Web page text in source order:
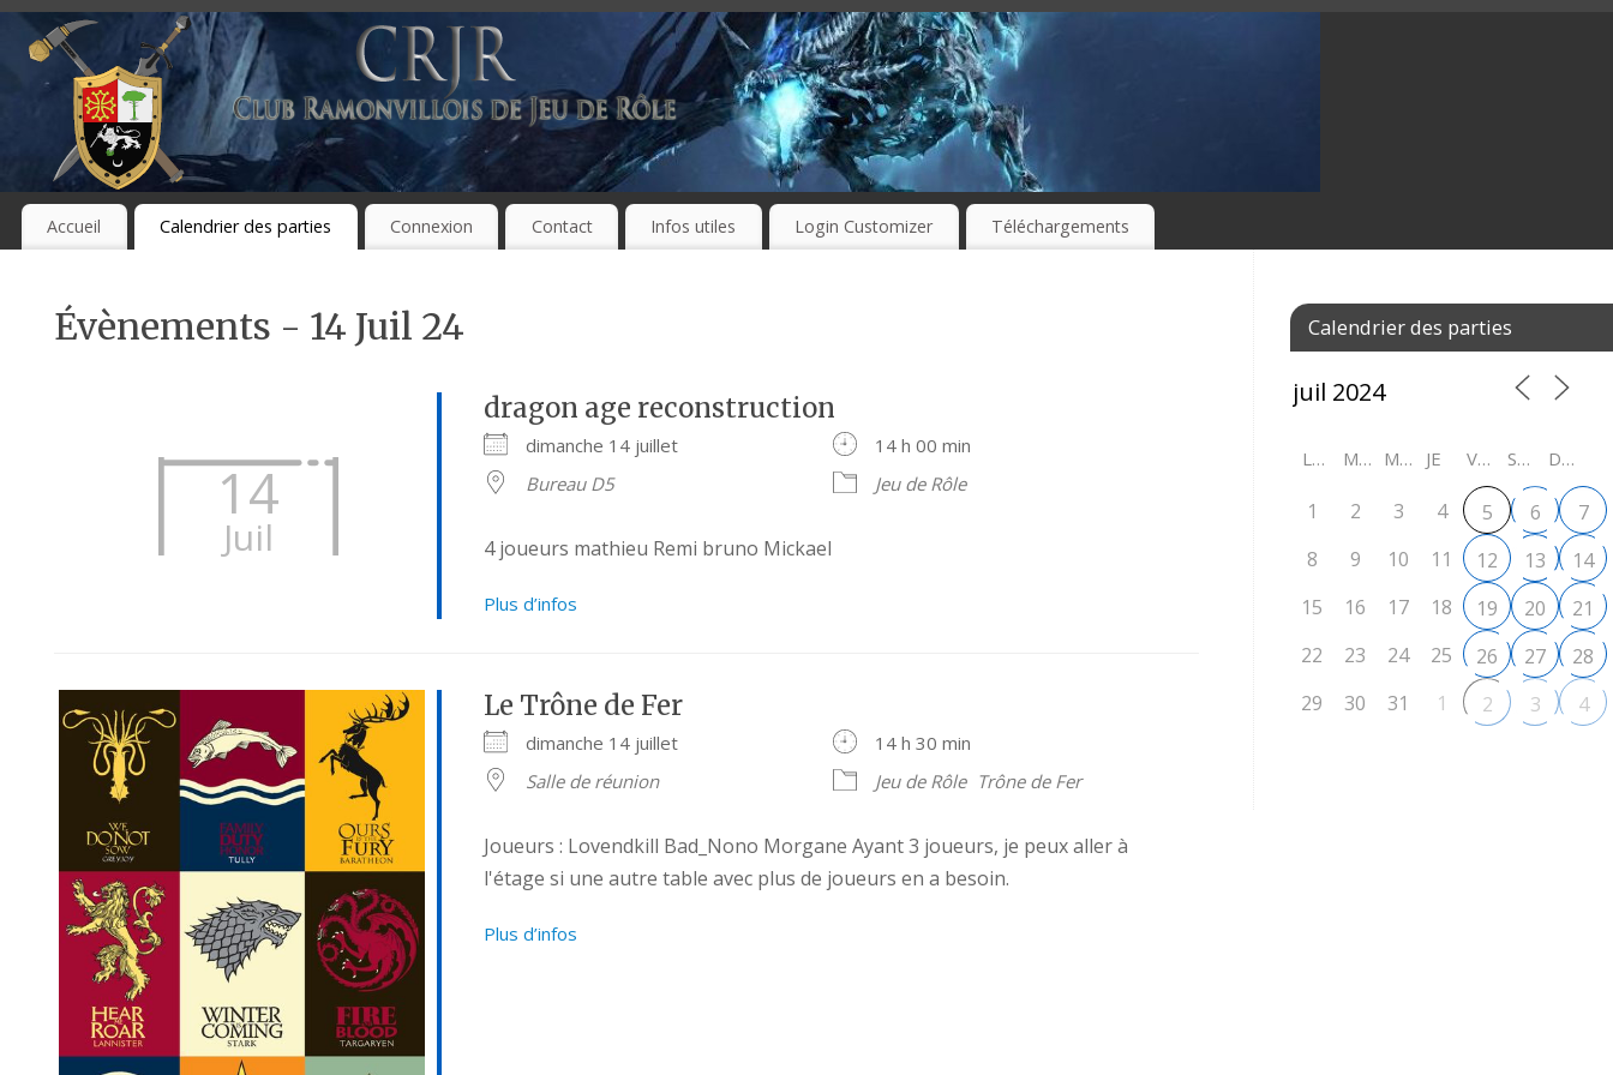
Accueil Calendrier des parties Connexion Contact Infos utiles Login Customizer Téléchargements
Évènements - 14 Juil 24
14
Juil
dragon age reconstruction
dimanche 14 juillet
14 h 00 min
Bureau D5
Jeu de Rôle
4 joueurs mathieu Remi bruno Mickael
Plus d’infos
Le Trône de Fer
dimanche 14 juillet
14 h 30 min
Salle de réunion
Jeu de Rôle Trône de Fer
Joueurs : Lovendkill Bad_Nono Morgane Ayant 3 joueurs, je peux aller à
l'étage si une autre table avec plus de joueurs en a besoin.
Plus d’infos
Calendrier des parties
LU MA ME JE VE SA DI
1 2 3 4 5 6
7
8
9 10 11 12 13
14
15
16 17 18 19 20
21
22
23 24 25 26 27
28
29
30 31 1 2 3 4